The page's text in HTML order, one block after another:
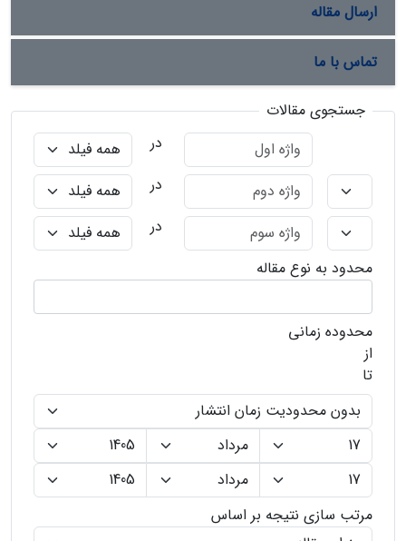
ارسال مقاله
تماس با ما
جستجوی مقالات
در
در
در
محدود به نوع مقاله
محدوده زمانی
از
تا
مرتب سازی نتیجه بر اساس